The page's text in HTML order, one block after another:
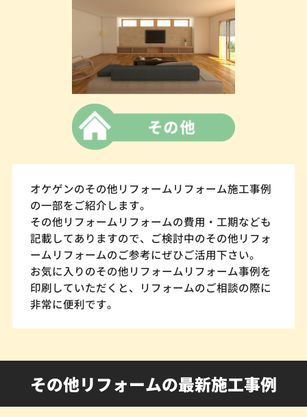
オケゲンのその他リフォームリフォーム施工事例
の一部をご紹介します。
その他リフォームリフォームの費用・工期なども
記載してありますので、ご検討中のその他リフォ
ームリフォームのご参考にぜひご活用下さい。
お気に入りのその他リフォームリフォーム事例を
印刷していただくと、リフォームのご相談の際に
非常に便利です。
その他リフォームの最新施工事例